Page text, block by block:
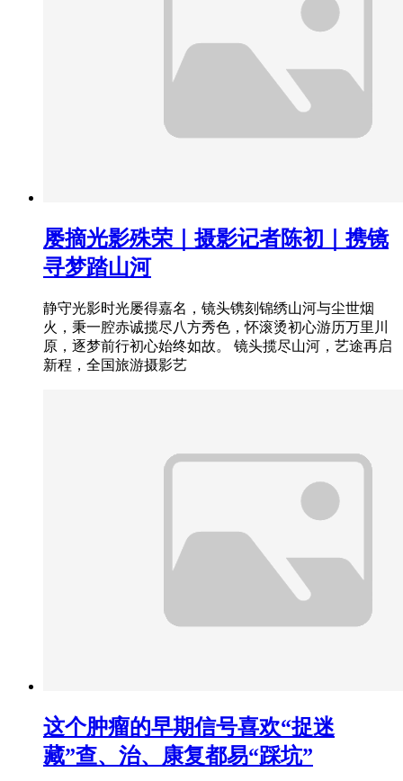
屡摘光影殊荣｜摄影记者陈初｜携镜
寻梦踏山河
静守光影时光屡得嘉名，镜头镌刻锦绣山河与尘世烟
火，秉一腔赤诚揽尽八方秀色，怀滚烫初心游历万里川
原，逐梦前行初心始终如故。 镜头揽尽山河，艺途再启
新程，全国旅游摄影艺
这个肿瘤的早期信号喜欢“捉迷
藏”查、治、康复都易“踩坑”